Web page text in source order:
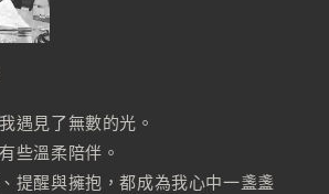
遇見了無數的光。
些溫柔陪伴。
提醒與擁抱，都成為我心中一盞盞